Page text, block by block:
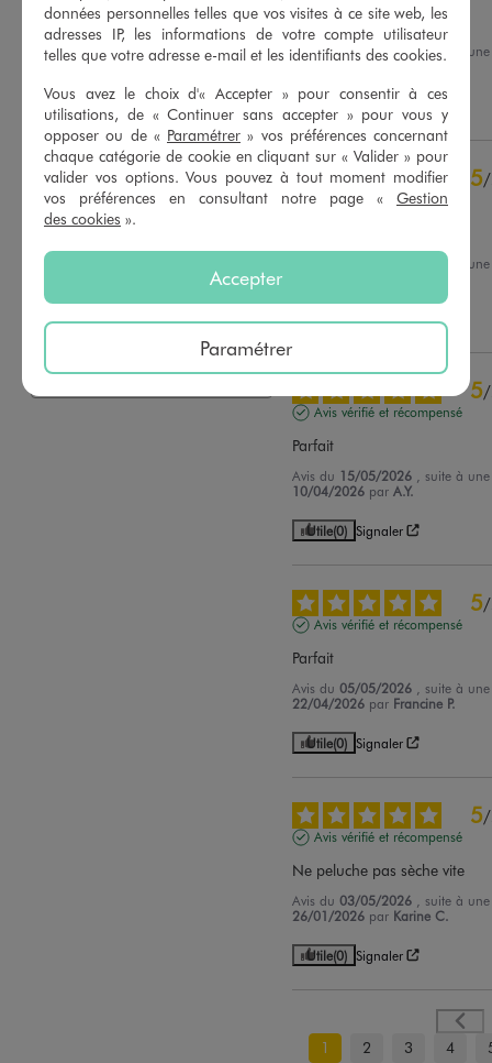
contrôle
Voir tous les avis sur ce site
5étoiles
32
4étoiles
4
3étoiles
2
2étoiles
1étoile 0
Trier les avis
Parfait
Avis du04/06/2026 , suite à
22/05/2026 par Kenza A.
Utile
5/
Avis vérifié et récompensé
, suite à
Utile(0) Signaler
5/
Avis vérifié et récompensé
Parfait
Avis du 15/05/2026
, suite à
10/04/2026 parA.Y.
Utile(0) Signaler
5/
Avis vérifié et récompensé
Parfait
Avis du05/05/2026
, suite à
22/04/2026 par Francine P.
Utile(0) Signaler
5/
Avis vérifié et récompensé
Ne peluche pas sèche vite
Avis du03/05/2026
, suite à
26/01/2026 par Karine C.
Utile(0) Signaler
1 2 3 4
données personnelles telles que vos visites à ce site web, les
adresses IP, les informations de votre compte utilisateur
telles que votre adresse e-mail et les identifiants des cookies.
Vous avez le choix d'« Accepter » pour consentir à ces
utilisations, de « Continuer sans accepter » pour vous y
opposer ou de « Paramétrer » vos préférences concernant
chaque catégorie de cookie en cliquant sur « Valider » pour
valider vos options. Vous pouvez à tout moment modifier
vos préférences en consultant notre page « Gestion
des cookies ».
Accepter
Paramétrer